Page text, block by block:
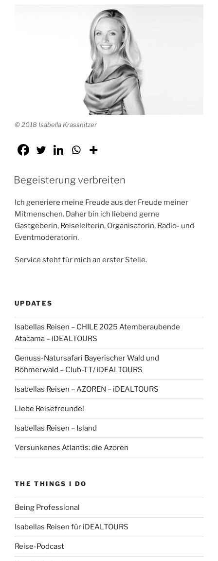
© 2018 Isabella Krassnitzer
Begeisterung verbreiten
Ich generiere meine Freude aus der Freude meiner
Mitmenschen. Daher bin ich liebend gerne
Gastgeberin, Reiseleiterin, Organisatorin, Radio- und
Eventmoderatorin.
Service steht für mich an erster Stelle.
UPDATES
Isabellas Reisen – CHILE 2025 Atemberaubende
Atacama – iDEALTOURS
Genuss-Natursafari Bayerischer Wald und
Böhmerwald – Club-TT/ iDEALTOURS
Isabellas Reisen – AZOREN – iDEALTOURS
Liebe Reisefreunde!
Isabellas Reisen – Island
Versunkenes Atlantis: die Azoren
THE THINGS I DO
Being Professional
Isabellas Reisen für iDEALTOURS
Reise-Podcast